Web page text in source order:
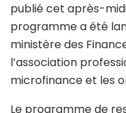
publié cet après-
programme a été
ministère des
l’association
microfinance et les
Le programme de